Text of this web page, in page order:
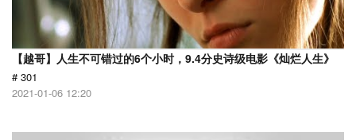
【越哥】人生不可错过的6个小时，9.4分史诗级电影《灿烂人生》
# 301
2021-01-06 12:20